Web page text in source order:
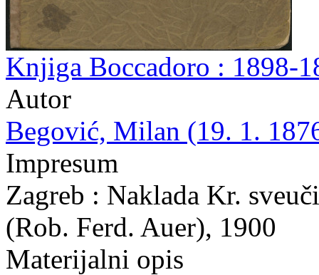
Knjiga Boccadoro : 1898-
Autor
Begović, Milan (19. 1.
Impresum
Zagreb : Naklada Kr.
(Rob. Ferd. Auer), 1900
Materijalni opis